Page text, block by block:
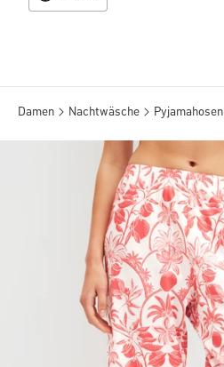
Damen Nachtwäsche Pyjamahosen